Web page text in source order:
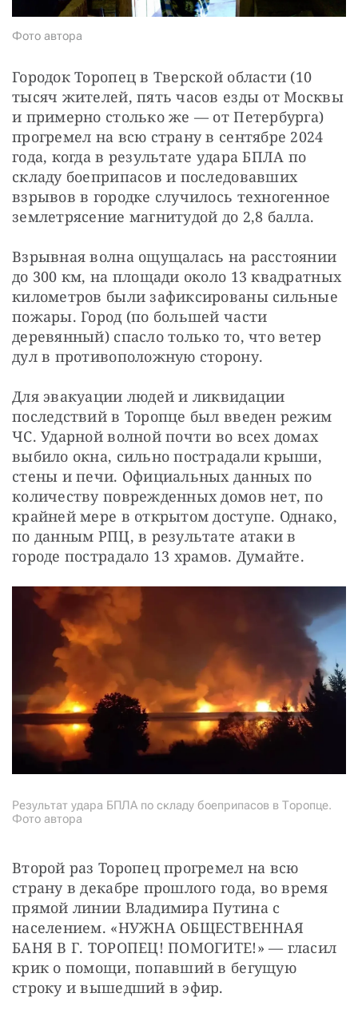
Фото автора
Городок Торопец в Тверской области (10
тысяч жителей, пять часов езды от Москвы
и примерно столько же — от Петербурга)
прогремел на всю страну в сентябре 2024
года, когда в результате удара БПЛА по
складу боеприпасов и последовавших
взрывов в городке случилось техногенное
землетрясение магнитудой до 2,8 балла.
Взрывная волна ощущалась на расстоянии
до 300 км, на площади около 13 квадратных
километров были зафиксированы сильные
пожары. Город (по большей части
деревянный) спасло только то, что ветер
дул в противоположную сторону.
Для эвакуации людей и ликвидации
последствий в Торопце был введен режим
ЧС. Ударной волной почти во всех домах
выбило окна, сильно пострадали крыши,
стены и печи. Официальных данных по
количеству поврежденных домов нет, по
крайней мере в открытом доступе. Однако,
по данным РПЦ, в результате атаки в
городе пострадало 13 храмов. Думайте.
Результат удара БПЛА по складу боеприпасов в Торопце.
Фото автора
Второй раз Торопец прогремел на всю
страну в декабре прошлого года, во время
прямой линии Владимира Путина с
населением. «НУЖНА ОБЩЕСТВЕННАЯ
БАНЯ В Г. ТОРОПЕЦ! ПОМОГИТЕ!» — гласил
крик о помощи, попавший в бегущую
строку и вышедший в эфир.